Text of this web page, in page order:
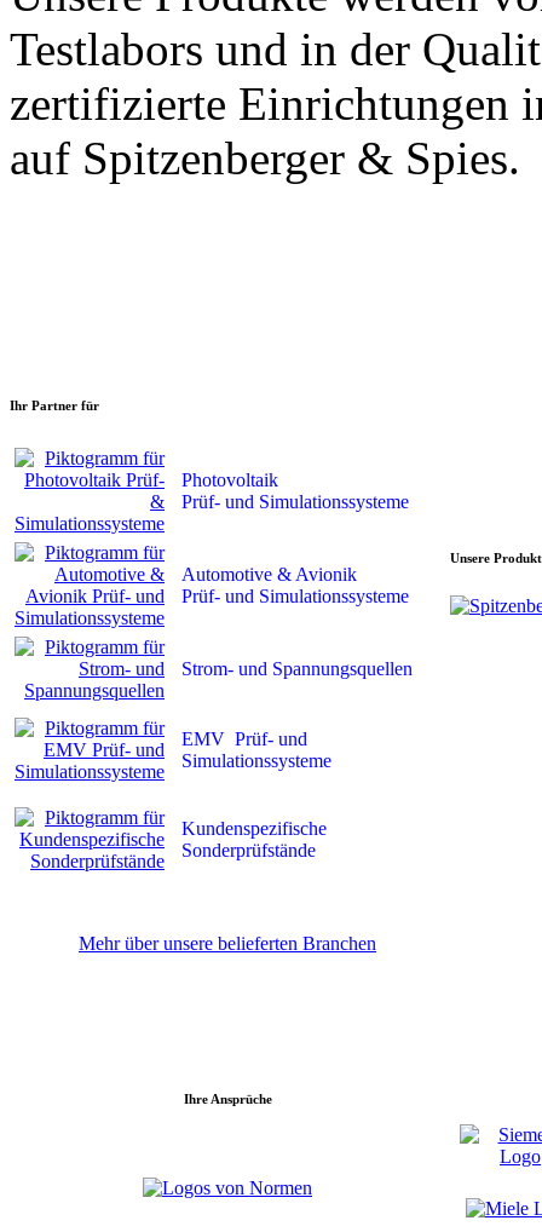
Testlabors und in der
zertifizierte Einrichtungen
auf Spitzenberger & Spies.
Ihr Partner für
Photovoltaik
Prüf- und Simulationssysteme
Automotive & Avionik
Prüf- und Simulationssysteme
Strom- und Spannungsquellen
EMV Prüf- und
Simulationssysteme
Kundenspezifische
Sonderprüfstände
Mehr über unsere belieferten Branchen
Unsere
Ihre Ansprüche